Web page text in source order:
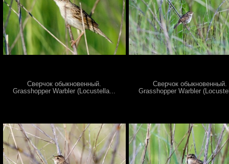
Сверчок обыкновенный.
Grasshopper Warbler (Locustella...
Сверчок обыкновенный.
Grasshopper Warbler